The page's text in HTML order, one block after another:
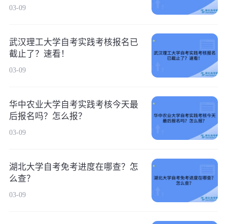
03-09
武汉理工大学自考实践考核报名已
截止了？速看！
03-09
华中农业大学自考实践考核今天最
后报名吗？怎么报？
03-09
湖北大学自考免考进度在哪查？怎
么查？
03-09